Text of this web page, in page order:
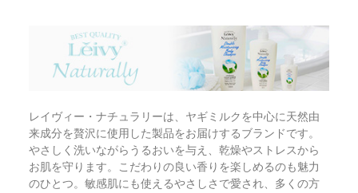
レイヴィー・ナチュラリーは、ヤギミルクを中心に天然由
来成分を贅沢に使用した製品をお届けするブランドです。
やさしく洗いながらうるおいを与え、乾燥やストレスから
お肌を守ります。こだわりの良い香りを楽しめるのも魅力
のひとつ。敏感肌にも使えるやさしさで愛され、多くの方